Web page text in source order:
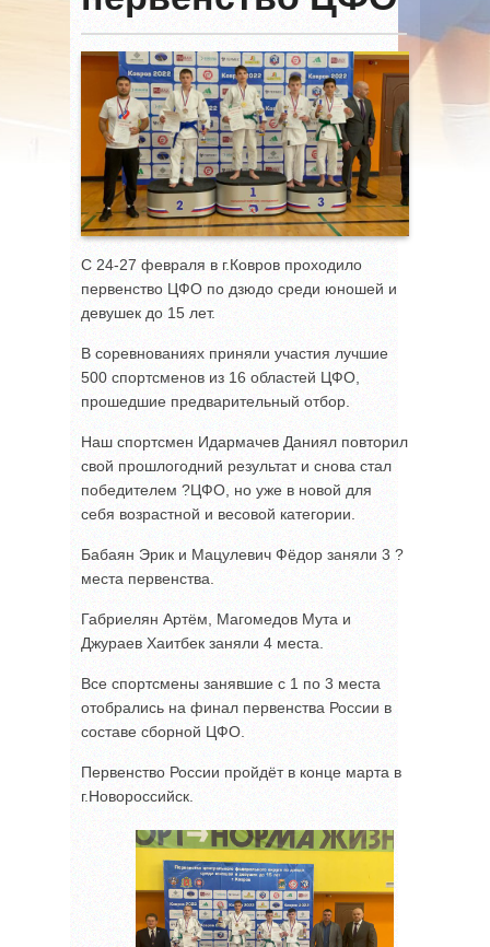
С 24-27 февраля в г.Ковров проходило
первенство ЦФО по дзюдо среди юношей и
девушек до 15 лет.
В соревнованиях приняли участия лучшие
500 спортсменов из 16 областей ЦФО,
прошедшие предварительный отбор.
Наш спортсмен Идармачев Даниял повторил
свой прошлогодний результат и снова стал
победителем ?ЦФО, но уже в новой для
себя возрастной и весовой категории.
Бабаян Эрик и Мацулевич Фёдор заняли 3 ?
места первенства.
Габриелян Артём, Магомедов Мута и
Джураев Хаитбек заняли 4 места.
Все спортсмены занявшие с 1 по 3 места
отобрались на финал первенства России в
составе сборной ЦФО.
Первенство России пройдёт в конце марта в
г.Новороссийск.